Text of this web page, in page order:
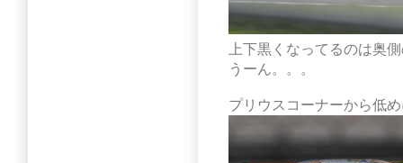
上下黒くなってるのは奥
うーん。。。
プリウスコーナーから低